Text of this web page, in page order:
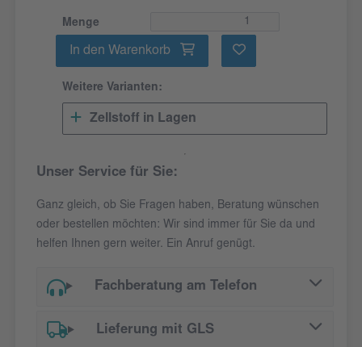
Menge
In den Warenkorb
Weitere Varianten:
Zellstoff in Lagen
Unser Service für Sie:
Ganz gleich, ob Sie Fragen haben, Beratung wünschen
oder bestellen möchten: Wir sind immer für Sie da und
helfen Ihnen gern weiter. Ein Anruf genügt.
Fachberatung am Telefon
Lieferung mit GLS